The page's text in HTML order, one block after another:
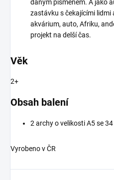
daným písmenem. A jako
zastávku s čekajícími lidmi
akvárium, auto, Afriku,
projekt na delší čas.
Věk
2+
Obsah balení
2 archy o velikosti A5 se
Vyrobeno v ČR